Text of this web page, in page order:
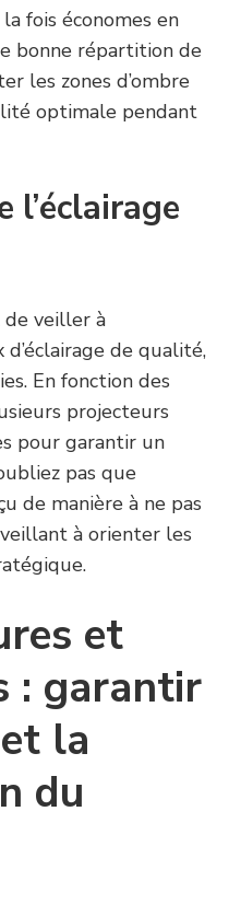
fois économes en
bonne répartition de
les zones d’ombre
optimale pendant
veiller à
de qualité,
En fonction des
projecteurs
pour garantir un
pas que
de manière à ne pas
à orienter les
et
: garantir
la
du